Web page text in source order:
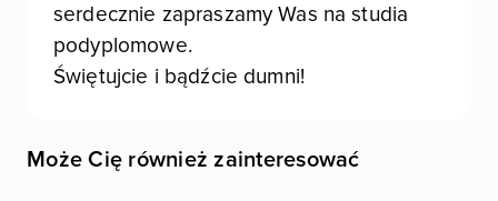
serdecznie zapraszamy Was na studia
podyplomowe.
Świętujcie i bądźcie dumni!
Może Cię również zainteresować